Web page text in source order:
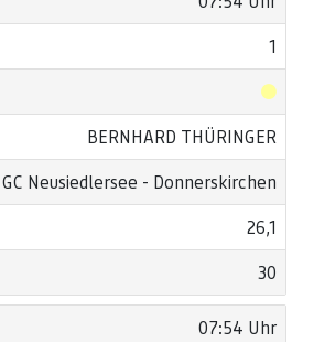
1
BERNHARD THÜRINGER
GC Neusiedlersee - Donnerskirchen
26,1
30
07:54 Uhr